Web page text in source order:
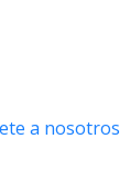
a nosotros